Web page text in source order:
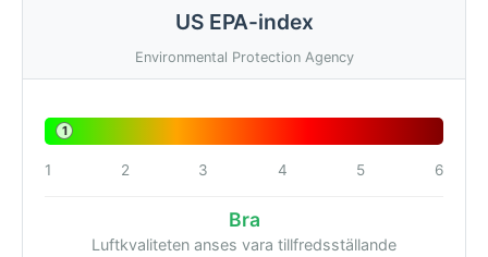
US EPA-index
Environmental Protection Agency
1
1 2 3 4 5 6
Bra
Luftkvaliteten anses vara tillfredsställande